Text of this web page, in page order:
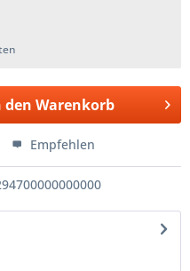
den Warenkorb
Empfehlen